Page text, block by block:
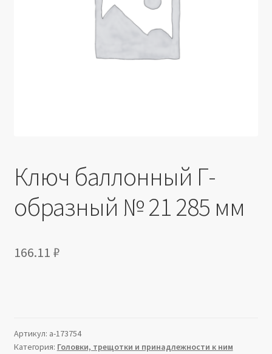
Ключ баллонный Г-
образный № 21 285 мм
166.11 ₽
Артикул: a-173754
Категория: Головки, трещотки и принадлежности к ним